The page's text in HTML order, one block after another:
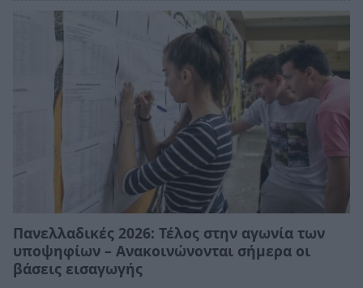
Πανελλαδικές 2026: Τέλος στην αγωνία των
υποψηφίων – Ανακοινώνονται σήμερα οι
βάσεις εισαγωγής